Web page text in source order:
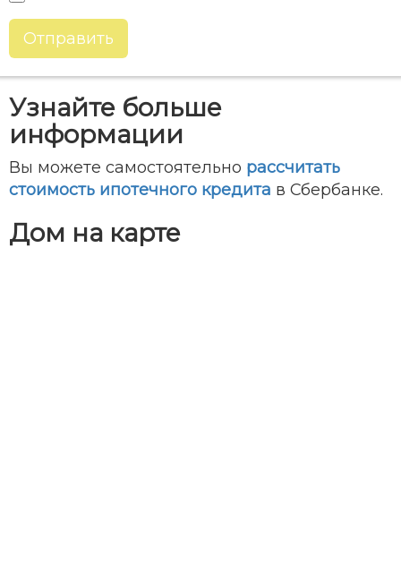
Отправить
Узнайте больше
информации
Вы можете самостоятельно рассчитать
стоимость ипотечного кредита в Сбербанке.
Дом на карте